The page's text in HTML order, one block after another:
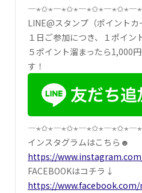
LINE@スタンプ（ポイント
１日ご参加につき、１ポイン
５ポイント溜まったら1,000
す！
インスタグラムはこちら☻
https://
FACEBOOKはコチラ↓
https://